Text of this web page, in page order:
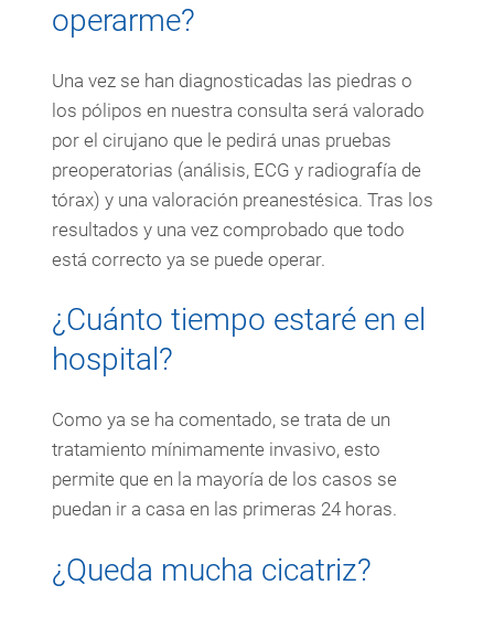
operarme?
Una vez se han diagnosticadas las piedras o
los pólipos en nuestra consulta será valorado
por el cirujano que le pedirá unas pruebas
preoperatorias (análisis, ECG y radiografía de
tórax) y una valoración preanestésica. Tras los
resultados y una vez comprobado que todo
está correcto ya se puede operar.
¿Cuánto tiempo estaré en el
hospital?
Como ya se ha comentado, se trata de un
tratamiento mínimamente invasivo, esto
permite que en la mayoría de los casos se
puedan ir a casa en las primeras 24 horas.
¿Queda mucha cicatriz?